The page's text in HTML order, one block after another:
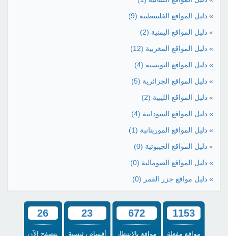
» دليل المواقع الفلسطينة (9)
» دليل المواقع اليمنية (2)
» دليل المواقع المغربية (12)
» دليل المواقع التونسية (4)
» دليل المواقع الجزائرية (5)
» دليل المواقع الليبية (2)
» دليل المواقع السودانية (4)
» دليل المواقع الموريتانية (1)
» دليل المواقع الجيبوتية (0)
» دليل المواقع الصومالية (0)
» دليل مواقع جزر القمر (0)
1153
مواقع مفعلة
672
مواقع بالإنتظار
23
أقسام رئيسية
26
يتصفح الآن